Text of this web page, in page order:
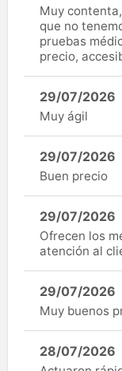
Muy
que no
pruebas
precio,
29/07/2026
Muy ágil
29/07/2026
Buen precio
29/07/2026
Ofrecen los
atención al
29/07/2026
Muy buenos
28/07/2026